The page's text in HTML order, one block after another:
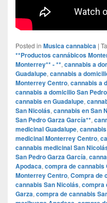
Posted in Musica cannabica |
**Productos cannábicos
Monterrey** - **, cannabis a
Guadalupe, cannabis a
Monterrey Centro, cannabis a
cannabis a domicilio San
cannabis en Guadalupe,
San Nicolás, cannabis en San
San Pedro Garza García**,
medicinal Guadalupe,
medicinal Monterrey Centro,
cannabis medicinal San
San Pedro Garza García,
Apodaca, compra de cannabis
Monterrey Centro, Compra de
cannabis San Nicolás, compra
Garza, compra de cannabis